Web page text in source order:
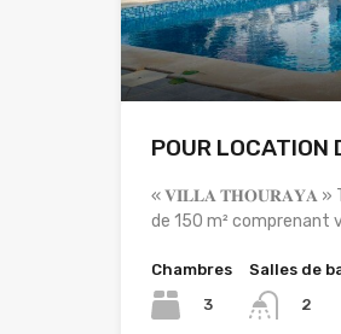
POUR LOCATION
« 𝐕𝐈𝐋𝐋𝐀 𝐓𝐇𝐎𝐔𝐑𝐀𝐘𝐀 »
de 150 m² comprenant
Chambres
3
Salles de
2